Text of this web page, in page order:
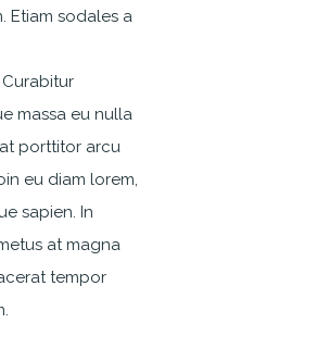
Etiam sodales a
massa eu nulla
porttitor arcu
eu diam lorem,
sapien. In
at magna
tempor